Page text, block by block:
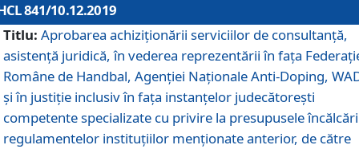
841/10.12.2019
Titlu: Aprobarea achiziționării serviciilor de consultanță,
asistență juridică, în vederea reprezentării în fața
Române de Handbal, Agenției Naționale Anti-Doping,
și în justiție inclusiv în fața instanțelor judecătorești
competente specializate cu privire la presupusele
regulamentelor instituțiilor menționate anterior, de către